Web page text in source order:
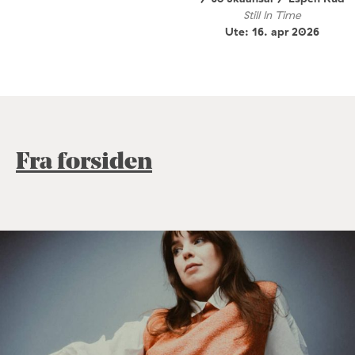
Still In Time
Ute: 16. apr 2026
Fra forsiden